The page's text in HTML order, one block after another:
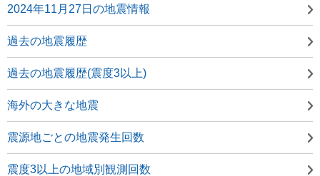
2024年11月27日の地震情報
過去の地震履歴
過去の地震履歴(震度3以上)
海外の大きな地震
震源地ごとの地震発生回数
震度3以上の地域別観測回数